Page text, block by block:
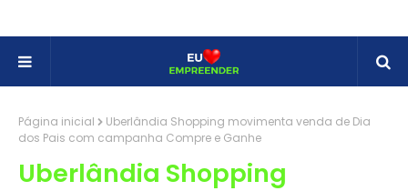
Página inicial
Uberlândia Shopping movimenta venda de Dia
dos Pais com campanha Compre e Ganhe
Uberlândia Shopping